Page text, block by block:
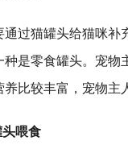
猫罐头给猫咪补
是零食罐头。宠
比较丰富，宠物主
喂食